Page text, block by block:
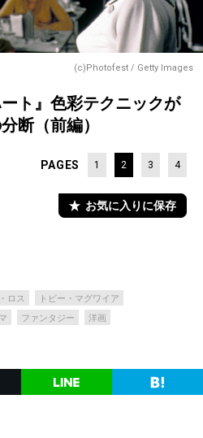
(c)Photofest / Getty Images
ート』色彩テクニックが
断（前編）
PAGES 1 2 3 4
お気に入りに保存
ロス
トビー・マグワイア
ファンタジー 洋画